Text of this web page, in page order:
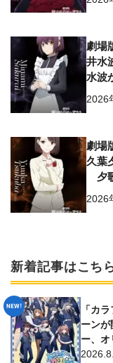
劇場
井水
水波
2026
劇場
久葉
夕
2026
新着記事はこち
「カ
ーン
ー、オ